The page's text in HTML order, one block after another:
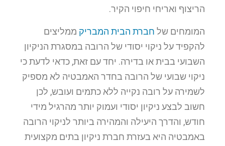
הריצוף ואריחי חיפוי הקיר.
המומחים של חברת הבית המבריק ממליצים
להקפיד על ניקוי יסודי של הרובה במסגרת הניקיון
השבועי בבית או בדירה. יחד עם זאת, כדאי לדעת כי
ניקוי שבועי של הרובה בחדר האמבטיה לא מספיק
לשמירה על רובה נקייה ללא כתמים ועובש, לכן
חשוב לבצע ניקיון יסודי ועמוק יותר מהרגיל מידי
חודש, והדרך היעילה והמהירה ביותר לניקוי הרובה
באמבטיה היא בעזרת חברת ניקיון בתים מקצועית